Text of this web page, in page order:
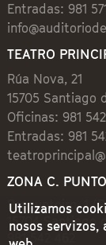
Entradas: 981
TEATRO
Rúa Nova, 21
15705 Santiago
Oficinas: 981
Entradas: 981
ZONA C.
Preguntoiro, 1
15704 Santiago
981 542 462
Utilizamos
nosos servizos,